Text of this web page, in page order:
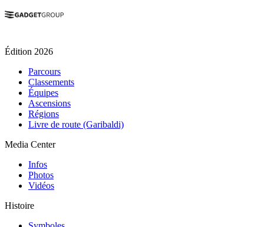
Édition 2026
Parcours
Classements
Équipes
Ascensions
Régions
Livre de route (Garibaldi)
Media Center
Infos
Photos
Vidéos
Histoire